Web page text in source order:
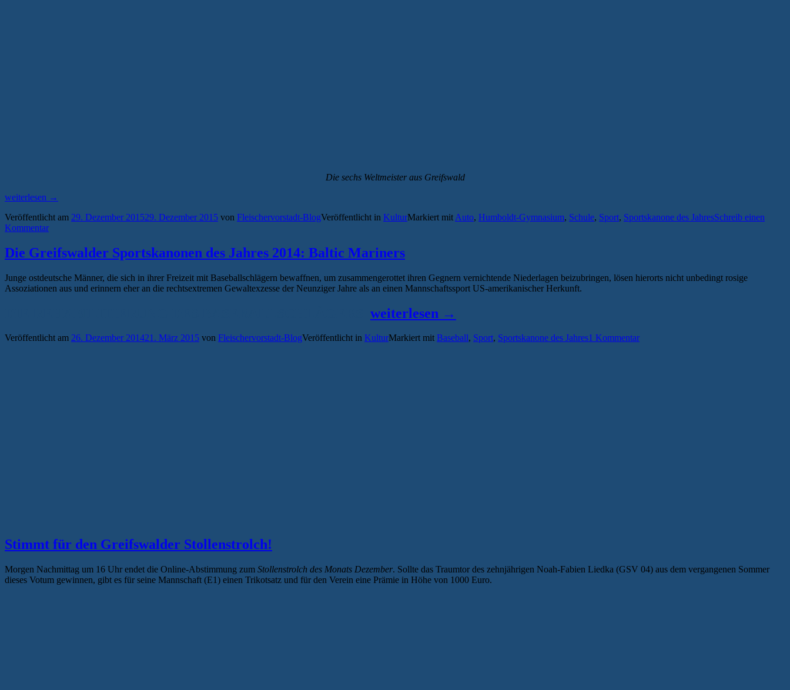
Die sechs Weltmeister aus Greifswald
„Sportskanonen
Jahres
2015:
Racing
International”“
weiterlesen →
Veröffentlicht am 29. Dezember 201529. Dezember 2015 von Fleischervorstadt-BlogVeröffentlicht in KulturMarkiert mit Auto, Humboldt-Gymnasium, Schule, Sport, Sportskanone des JahresSchreib einen
Kommentar
Die Greifswalder Sportskanonen des Jahres 2014: Baltic Mariners
Junge ostdeutsche Männer, die sich in ihrer Freizeit mit Baseballschlägern bewaffnen, um zusammengerottet ihren Gegnern vernichtende Niederlagen beizubringen, lösen hierorts nicht unbedingt rosige
Assoziationen aus und erinnern eher an die rechtsextremen Gewaltexzesse der Neunziger Jahre als an einen Mannschaftssport US-amerikanischer Herkunft.
„Die
Sportskanonen
weiterlesen →
Veröffentlicht am 26. Dezember 201421. März 2015 von Fleischervorstadt-BlogVeröffentlicht in KulturMarkiert mit Baseball, Sport, Sportskanone des Jahres1 Kommentar
Stimmt für den Greifswalder Stollenstrolch!
Morgen Nachmittag um 16 Uhr endet die Online-Abstimmung zum Stollenstrolch des Monats Dezember. Sollte das Traumtor des zehnjährigen Noah-Fabien Liedka (GSV 04) aus dem vergangenen Sommer
dieses Votum gewinnen, gibt es für seine Mannschaft (E1) einen Trikotsatz und für den Verein eine Prämie in Höhe von 1000 Euro.